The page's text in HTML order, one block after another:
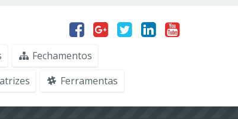
Fechamentos
Ferramentas